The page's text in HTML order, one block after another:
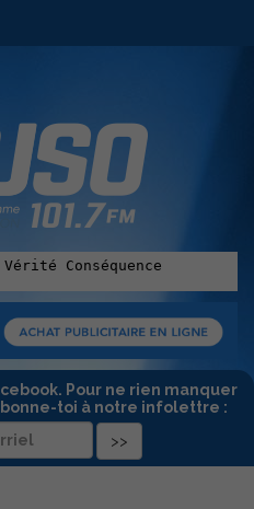
Pour ne rien manquer
toi à notre infolettre :